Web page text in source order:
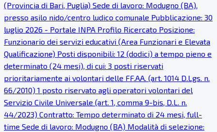
(Provincia di Bari, Puglia) Sede di lavoro: Modugno (BA),
presso asilo nido/centro ludico comunale Pubblicazione: 30
luglio 2026 - Portale INPA Profilo Ricercato Posizione:
Funzionario dei servizi educativi (Area Funzionari e Elevata
Qualificazione) Posti disponibili: 12 (dodici) a tempo pieno e
determinato (24 mesi), di cui: 3 posti riservati
prioritariamente ai volontari delle FF.AA. (art. 1014 D.Lgs. n.
66/2010) 1 posto riservato agli operatori volontari del
Servizio Civile Universale (art. 1, comma 9-bis, D.L. n.
44/2023) Contratto: Tempo determinato di 24 mesi, full-
time Sede di lavoro: Modugno (BA) Modalità di selezione: